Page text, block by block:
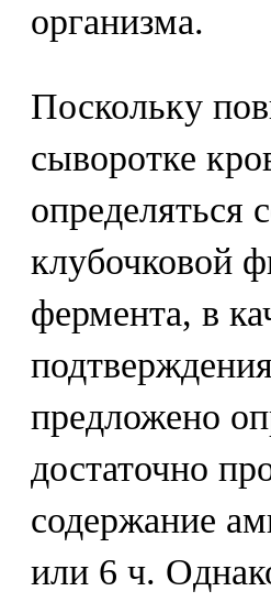
организма.
Поскольку
сыворотке
определяться
клубочковой
фермента, в
предложено
достаточно
содержание
или 6 ч.